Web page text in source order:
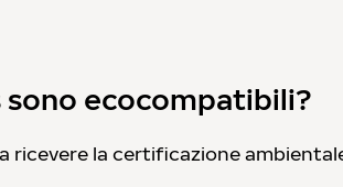
sono ecocompatibili?
la certificazione